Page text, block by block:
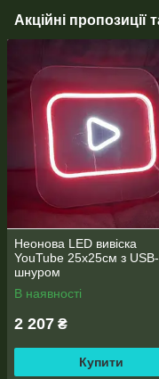
Акційні пропозиції
Неонова LED вивіска
YouTube 25х25см з USB-
шнуром
В наявності
2 207 ₴
Купити